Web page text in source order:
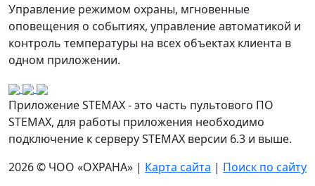
Управление режимом охраны, мгновенные
оповещения о событиях, управление автоматикой и
контроль температуры на всех объектах клиента в
одном приложении.
Приложение STEMAX - это часть пультового ПО
STEMAX, для работы приложения необходимо
подключение к серверу STEMAX версии 6.3 и выше.
2026 © ЧОО «ОХРАНА» | Карта сайта | Поиск по сайту